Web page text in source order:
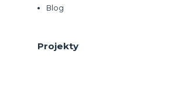
Blog
Projekty